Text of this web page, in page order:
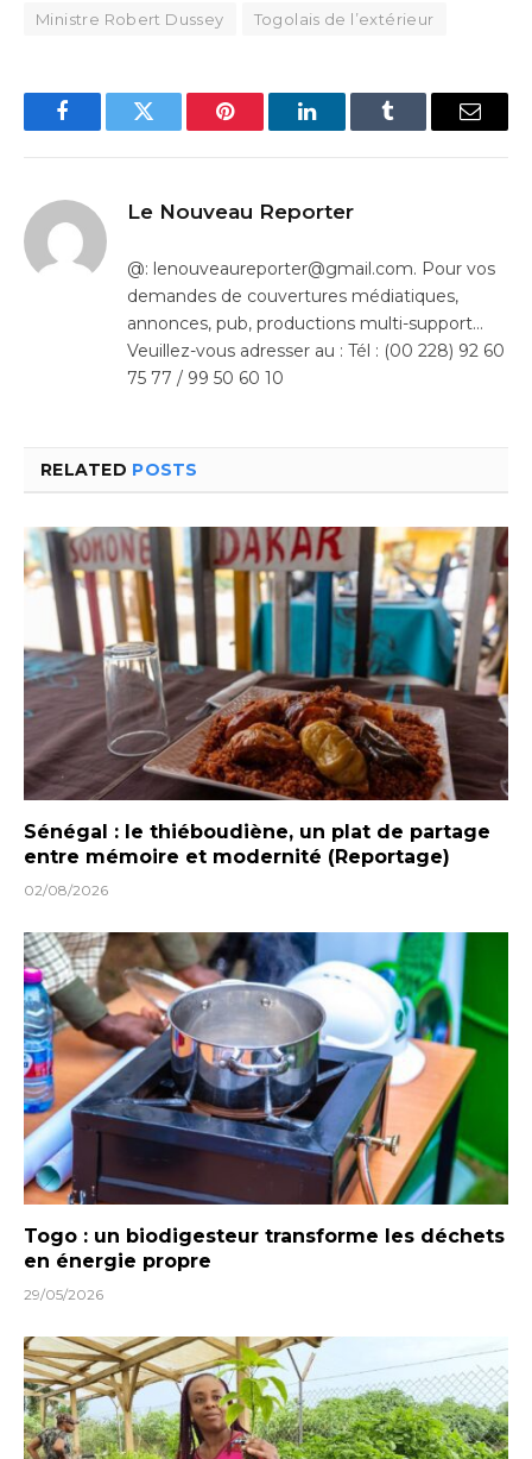
Ministre Robert Dussey Togolais de l’extérieur
FacebookTwitter Pinterest LinkedInTumblr Email
Le Nouveau Reporter
@: lenouveaureporter@gmail.com. Pour vos
demandes de couvertures médiatiques,
annonces, pub, productions multi-support…
Veuillez-vous adresser au : Tél : (00 228) 92 60
75 77 / 99 50 60 10
RELATED POSTS
Sénégal : le thiéboudiène, un plat de partage
entre mémoire et modernité (Reportage)
02/08/2026
Togo : un biodigesteur transforme les déchets
en énergie propre
29/05/2026